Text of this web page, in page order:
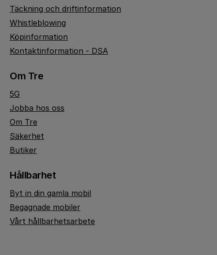
Täckning och driftinformation
Whistleblowing
Köpinformation
Kontaktinformation - DSA
Om Tre
5G
Jobba hos oss
Om Tre
Säkerhet
Butiker
Hållbarhet
Byt in din gamla mobil
Begagnade mobiler
Vårt hållbarhetsarbete